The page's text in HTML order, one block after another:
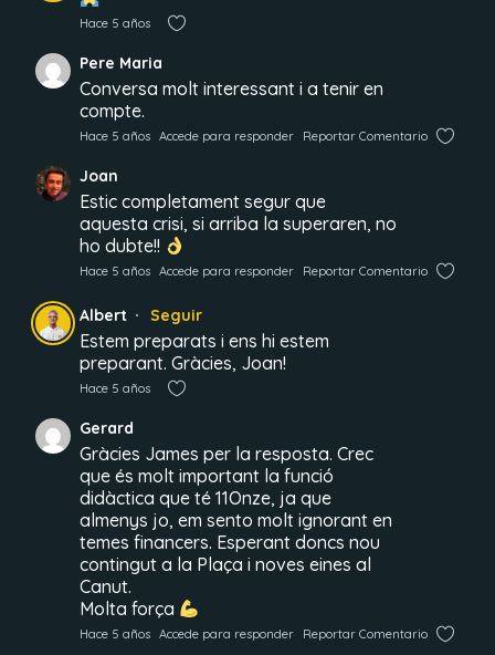
Hace 5 años
Pere Maria
Conversa molt interessant i a tenir en
compte.
Hace 5 años Accede para responder Reportar Comentario
Joan
Estic completament segur que
aquesta crisi, si arriba la superaren, no
ho dubte!!
Hace 5 años Accede para responder Reportar Comentario
Albert Seguir
Estem preparats i ens hi estem
preparant. Gràcies, Joan!
Hace 5 años
Gerard
Gràcies James per la resposta. Crec
que és molt important la funció
didàctica que té 11Onze, ja que
almenys jo, em sento molt ignorant en
temes financers. Esperant doncs nou
contingut a la Plaça i noves eines al
Canut.
Molta força
Hace 5 años Accede para responder Reportar Comentario